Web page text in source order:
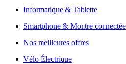
Informatique & Tablette
Smartphone & Montre connectée
Nos meilleures offres
Vélo Électrique